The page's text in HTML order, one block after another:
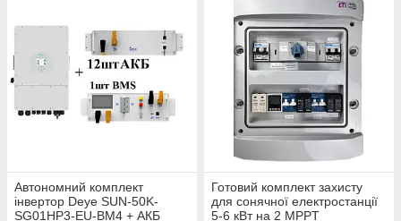
Автономний комплект
інвертор Deye SUN-50K-
SG01HP3-EU-BM4 + АКБ
Готовий комплект захисту
для сонячної електростанції
5-6 кВт на 2 MPPT